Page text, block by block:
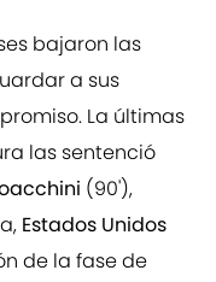
bajaron las
a sus
La últimas
las sentenció
(90'),
Estados Unidos
de la fase de